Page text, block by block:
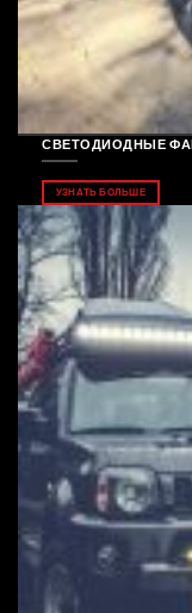
СВЕТОДИОДНЫЕ
УЗНАТЬ БОЛЬШЕ